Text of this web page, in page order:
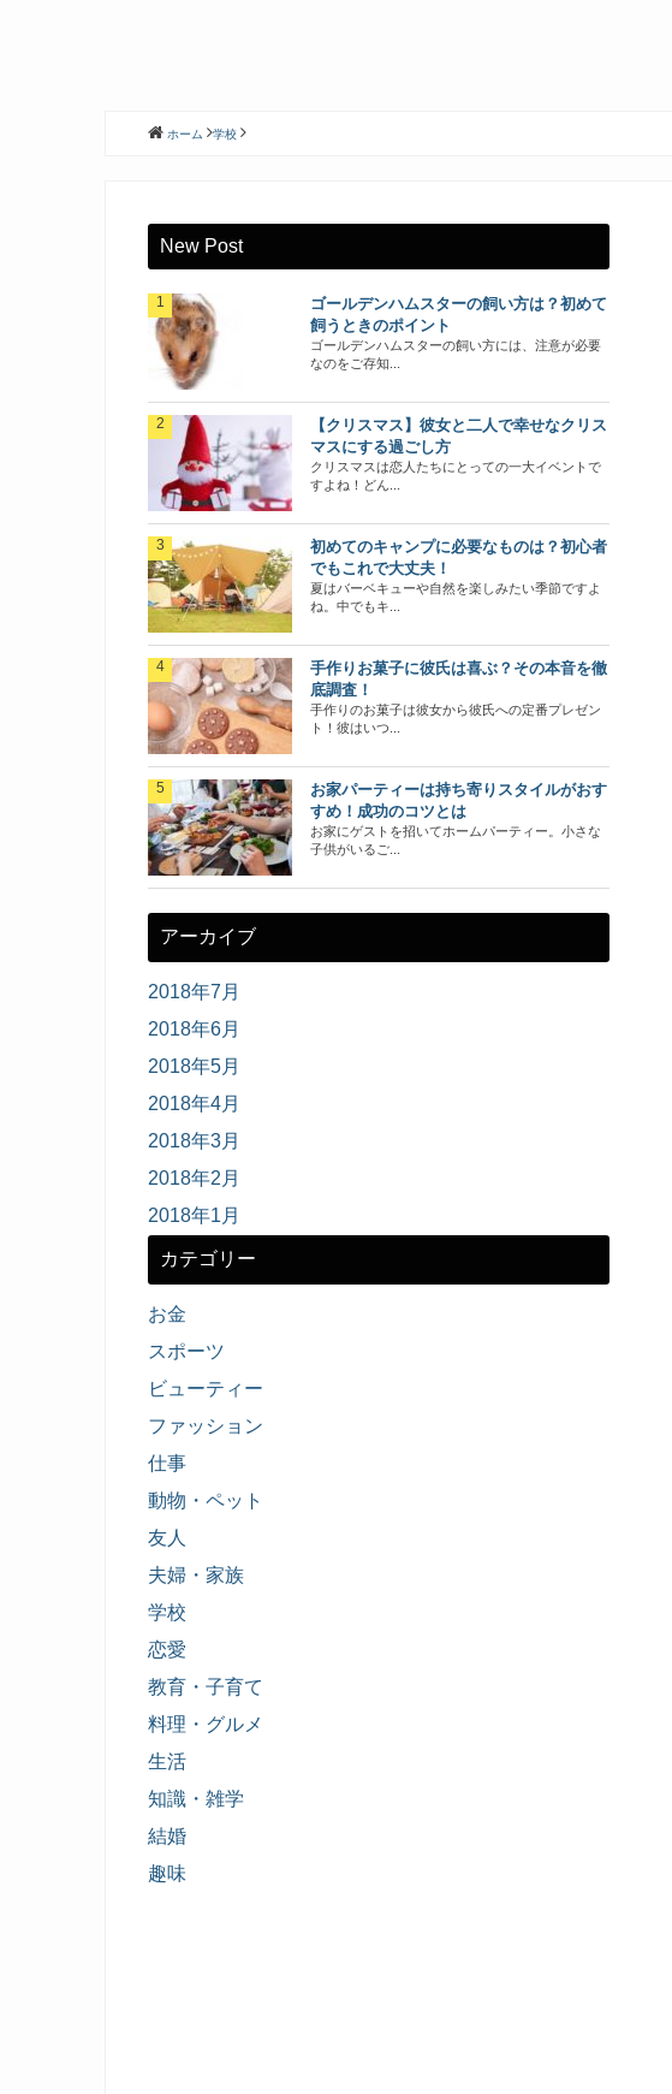
ホーム 学校
New Post
ゴールデンハムスターの飼い方は？初めて
飼うときのポイント
ゴールデンハムスターの飼い方には、注意が必要
なのをご存知...
【クリスマス】彼女と二人で幸せなクリス
マスにする過ごし方
クリスマスは恋人たちにとっての一大イベントで
すよね！どん...
初めてのキャンプに必要なものは？初心者
でもこれで大丈夫！
夏はバーベキューや自然を楽しみたい季節ですよ
ね。中でもキ...
手作りお菓子に彼氏は喜ぶ？その本音を徹
底調査！
手作りのお菓子は彼女から彼氏への定番プレゼン
ト！彼はいつ...
お家パーティーは持ち寄りスタイルがおす
すめ！成功のコツとは
お家にゲストを招いてホームパーティー。小さな
子供がいるご...
アーカイブ
2018年7月
2018年6月
2018年5月
2018年4月
2018年3月
2018年2月
2018年1月
カテゴリー
お金
スポーツ
ビューティー
ファッション
仕事
動物・ペット
友人
夫婦・家族
学校
恋愛
教育・子育て
料理・グルメ
生活
知識・雑学
結婚
趣味